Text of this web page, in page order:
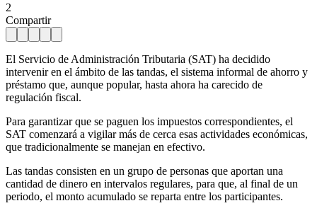
2
Compartir
El Servicio de Administración Tributaria (SAT) ha decidido
intervenir en el ámbito de las tandas, el sistema informal de ahorro y
préstamo que, aunque popular, hasta ahora ha carecido de
regulación fiscal.
Para garantizar que se paguen los impuestos correspondientes, el
SAT comenzará a vigilar más de cerca esas actividades económicas,
que tradicionalmente se manejan en efectivo.
Las tandas consisten en un grupo de personas que aportan una
cantidad de dinero en intervalos regulares, para que, al final de un
periodo, el monto acumulado se reparta entre los participantes.